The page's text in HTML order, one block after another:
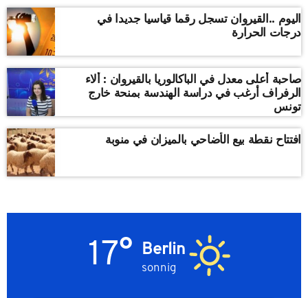
اليوم ..القيروان تسجل رقما قياسيا جديدا في
درجات الحرارة
صاحبة أعلى معدل في الباكالوريا بالقيروان : ألاء
الرفراف أرغب في دراسة الهندسة بمنحة خارج
تونس
افتتاح نقطة بيع الأضاحي بالميزان في منوبة
Berlin
sonnig
17°